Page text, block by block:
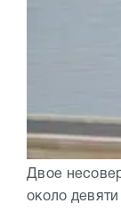
Двое
около